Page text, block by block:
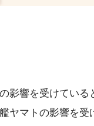
影響を受けてい
ヤマトの影響を受